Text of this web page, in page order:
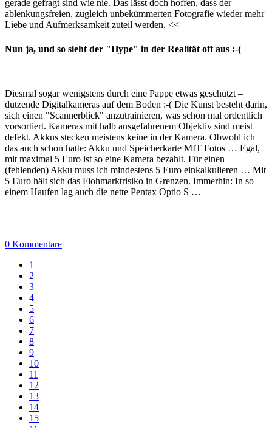
gerade gefragt sind wie nie. Das lässt doch hoffen, dass der
ablenkungsfreien, zugleich unbekümmerten Fotografie wieder mehr
Liebe und Aufmerksamkeit zuteil werden. <<
Nun ja, und so sieht der "Hype" in der Realität oft aus :-(
Diesmal sogar wenigstens durch eine Pappe etwas geschützt –
dutzende Digitalkameras auf dem Boden :-( Die Kunst besteht darin,
sich einen "Scannerblick" anzutrainieren, was schon mal ordentlich
vorsortiert. Kameras mit halb ausgefahrenem Objektiv sind meist
defekt. Akkus stecken meistens keine in der Kamera. Obwohl ich
das auch schon hatte: Akku und Speicherkarte MIT Fotos … Egal,
mit maximal 5 Euro ist so eine Kamera bezahlt. Für einen
(fehlenden) Akku muss ich mindestens 5 Euro einkalkulieren … Mit
5 Euro hält sich das Flohmarktrisiko in Grenzen. Immerhin: In so
einem Haufen lag auch die nette Pentax Optio S …
0 Kommentare
1
2
3
4
5
6
7
8
9
10
11
12
13
14
15